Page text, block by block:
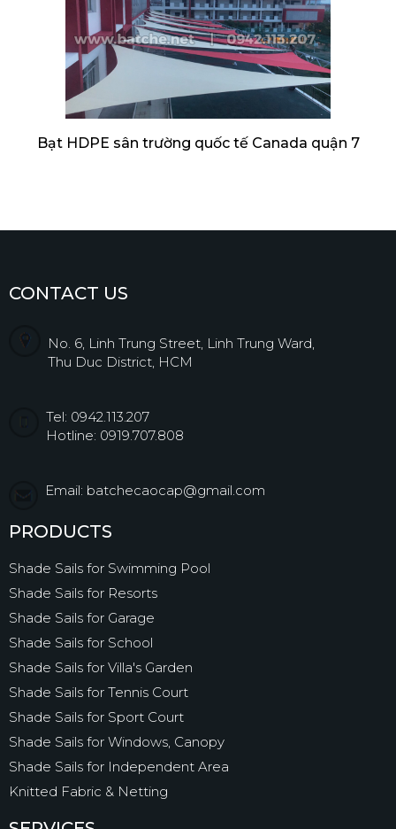
Bạt HDPE sân trường quốc tế Canada quận 7
CONTACT US
No. 6, Linh Trung Street, Linh Trung Ward,
Thu Duc District, HCM
Tel: 0942.113.207
Hotline: 0919.707.808
Email: batchecaocap@gmail.com
PRODUCTS
Shade Sails for Swimming Pool
Shade Sails for Resorts
Shade Sails for Garage
Shade Sails for School
Shade Sails for Villa's Garden
Shade Sails for Tennis Court
Shade Sails for Sport Court
Shade Sails for Windows, Canopy
Shade Sails for Independent Area
Knitted Fabric & Netting